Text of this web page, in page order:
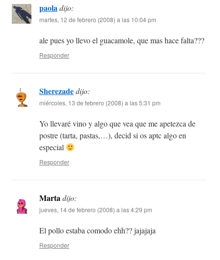
paoladijo:
martes, 12 de febrero (2008) a las 10:04 pm
ale pues yo llevo el guacamole, que mas hace falta???
Responder
Sherezadedijo:
miércoles, 13 de febrero (2008) a las 5:31 pm
Yo llevaré vino y algo que vea que me apetezca de
postre (tarta, pastas,…), decid si os aptc algo en
especial
Responder
Martadijo:
jueves, 14 de febrero (2008) a las 4:29 pm
El pollo estaba comodo ehh?? jajajaja
Responder